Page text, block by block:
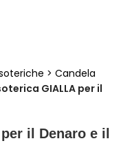
> Candela
GIALLA per il
il Denaro e il